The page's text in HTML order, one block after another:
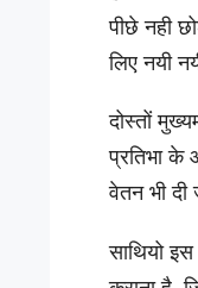
पीछे नही
लिए नयी
दोस्तों
प्रतिभा के
वेतन भी दी
साथियो